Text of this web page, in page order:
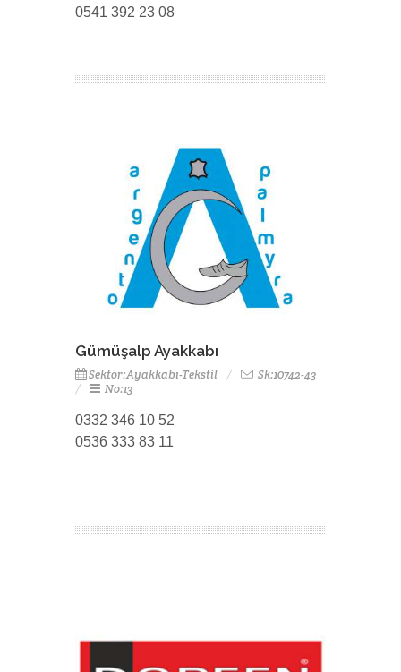
0541 392 23 08
Gümüşalp Ayakkabı
Sektör:Ayakkabı-Tekstil
Sk:10742-43
No:13
0332 346 10 52
0536 333 83 11